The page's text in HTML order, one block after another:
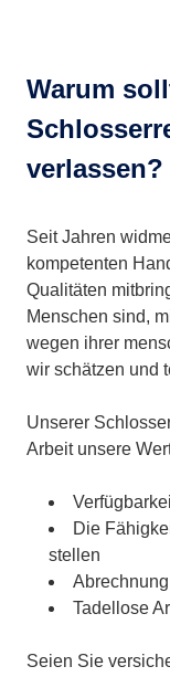
Warum
verlassen?
Seit Jahren
kompetenten
Qualitäten
Menschen sind,
wegen ihrer
wir schätzen und
Unserer
Arbeit unsere
Die
stellen
Tadellose
Seien Sie